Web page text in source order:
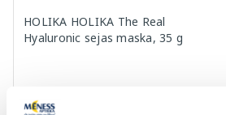
HOLIKA HOLIKA The Real
Hyaluronic sejas maska, 35 g